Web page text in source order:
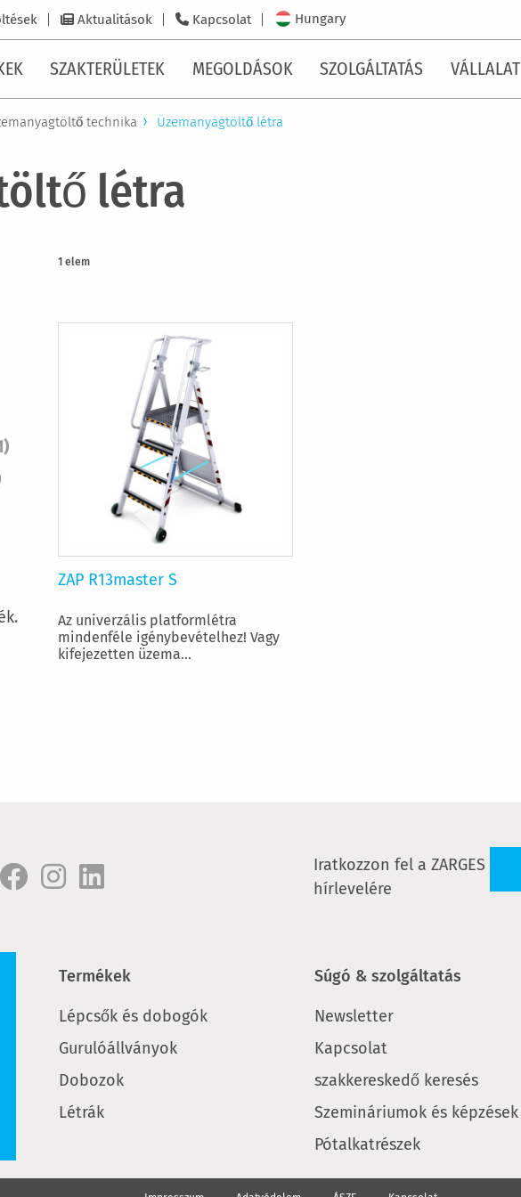
Aktualitások Kapcsolat Hungary
SZAKTERÜLETEK MEGOLDÁSOK SZOLGÁLTATÁS VÁLLALAT
technika Üzemanyagtöltő létra
létra
1 elem
ZAP R13master S
Az univerzális platformlétra
mindenféle igénybevételhez! Vagy
kifejezetten üzema...
Iratkozzon fel a ZARGES
hírlevelére
Termékek
Lépcsők és dobogók
Gurulóállványok
Dobozok
Létrák
Súgó & szolgáltatás
Newsletter
Kapcsolat
szakkereskedő keresés
Szemináriumok és képzések
Pótalkatrészek